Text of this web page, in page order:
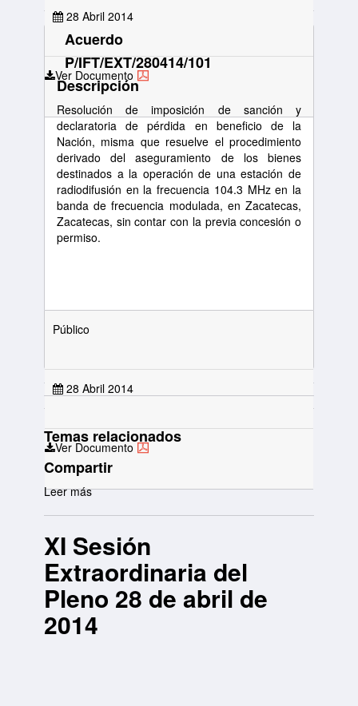
28 Abril 2014
Ver Documento
Acuerdo
P/IFT/EXT/280414/101
Descripción
Resolución de imposición de sanción y
declaratoria de pérdida en beneficio de la
Nación, misma que resuelve el procedimiento
derivado del aseguramiento de los bienes
destinados a la operación de una estación de
radiodifusión en la frecuencia 104.3 MHz en la
banda de frecuencia modulada, en Zacatecas,
Zacatecas, sin contar con la previa concesión o
permiso.
Público
28 Abril 2014
Ver Documento
Temas relacionados
Compartir
Leer mássobre XI
del Pleno 28
de abril de
2014
XI Sesión
Extraordinaria del
Pleno 28 de abril de
2014